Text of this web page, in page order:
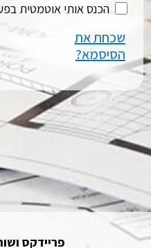
הכנס אותי אוטמטית
שכחת את
הסיסמא?
פריידקס